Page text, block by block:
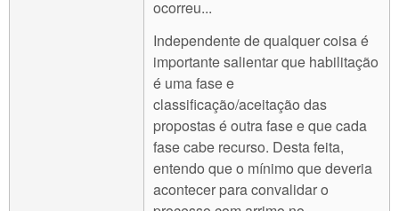
ocorreu...
Independente de qualquer coisa é
importante salientar que habilitação
é uma fase e
classificação/aceitação das
propostas é outra fase e que cada
fase cabe recurso. Desta feita,
entendo que o mínimo que deveria
acontecer para convalidar o